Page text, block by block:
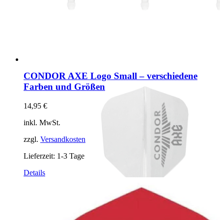
CONDOR AXE Logo Small – verschiedene
Farben und Größen
14,95 €
inkl. MwSt.
zzgl. Versandkosten
Lieferzeit: 1-3 Tage
Dieses
Details